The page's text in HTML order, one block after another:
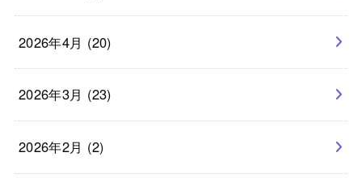
2026年4月 (20)
2026年3月 (23)
2026年2月 (2)